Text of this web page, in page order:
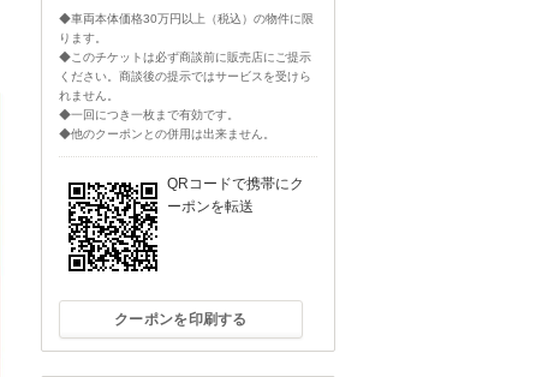
◆車両本体価格30万円以上（税込）の物件に限
ります。
◆このチケットは必ず商談前に販売店にご提示
ください。商談後の提示ではサービスを受けら
れません。
◆一回につき一枚まで有効です。
◆他のクーポンとの併用は出来ません。
QRコードで携帯にク
ーポンを転送
クーポンを印刷する